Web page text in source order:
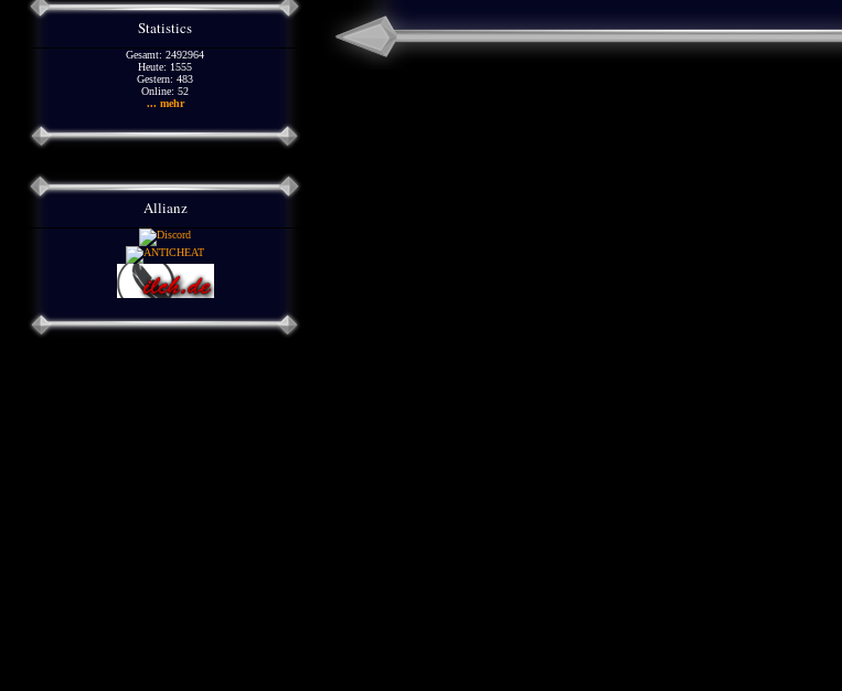
Statistics
Gesamt: 2492964
Heute: 1555
Gestern: 483
Online: 52
... mehr
Allianz